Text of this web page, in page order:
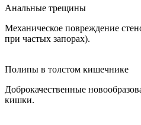
Анальные трещины
Механическое повреждение
при частых запорах).
Полипы в толстом кишечнике
Доброкачественные
кишки.